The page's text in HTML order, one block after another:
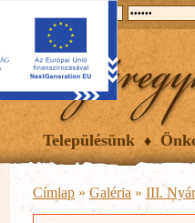
Településünk
Címlap » Galéria » III.